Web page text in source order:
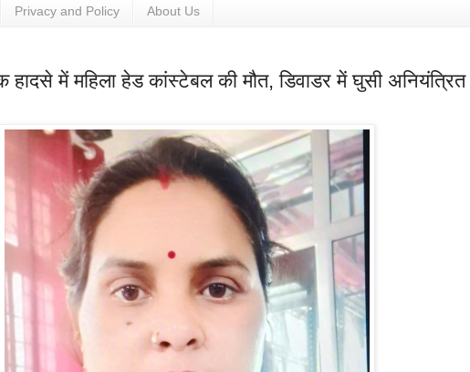
Privacy and Policy About Us
में महिला हेड कांस्टेबल की मौत, डिवाडर में घुसी अनियंत्रित